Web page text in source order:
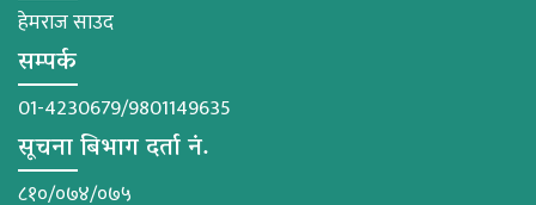
हेमराज साउद
सम्पर्क
01-4230679/9801149635
सूचना बिभाग दर्ता नं.
८१०/०७४/०७५